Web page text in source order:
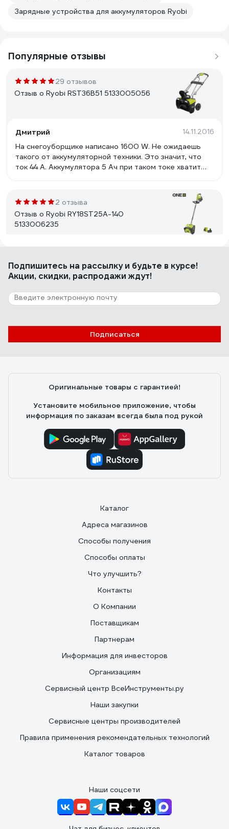
Зарядные устройства для аккумуляторов Ryobi
Популярные отзывы
29 отзывов
Отзыв о Ryobi RST36B51 5133005056
Дмитрий 14.11.2016
На снегоуборщике написано 1600 W. Не ожидаешь
такого от аккумуляторной техники. Это значит, что
ток 44 А. Аккумулятора 5 Ач при таком токе хватит
регулировки мощности (в зависимости от нагрузки).
Конкурирующая модель фирмы GreenWorks, видимо,
имеет меньшую мощность, т.к. время работы у нее
заявлено больше. Колеса у Ryobi побольше, чем у
удобно переносить за ручку для переноски (вес 17 кг).
2 отзыва
Отзыв о Ryobi RY18ST25A-140
5133006235
Довольно мощный апарат для своих габаритов
5 отзывов
корпуса крепкий - Нет бензина, масла, карбюратора,
приведению в рабочее состояние и уходу -
Малошумный - Хорошо подходит для РЕГУЛЯРНОЙ
чистки дорожек
Подпишитесь на рассылкуи будьте в курсе!
Акции, скидки, распродажи ждут!
Подписаться
Оригинальные товары с гарантией!
Установите мобильное приложение, чтобы
информация по заказам всегда была под рукой
Каталог
Адреса магазинов
Способы получения
Способы оплаты
Что улучшить?
Контакты
О Компании
Поставщикам
Партнерам
Информация для инвесторов
Организациям
Сервисный центр ВсеИнструменты.ру
Наши закупки
Сервисные центры производителей
Правила применения рекомендательных технологий
Каталог товаров
Наши соцсети